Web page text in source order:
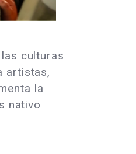
culturas
artistas,
la
nativo